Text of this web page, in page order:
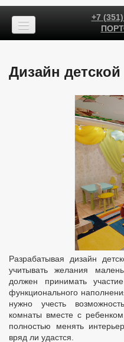
+7
Дизайн детской
Разрабатывая дизайн
учитывать желания
должен принимать
функционального
нужно учесть
комнаты вместе с
полностью менять
вряд ли удастся.